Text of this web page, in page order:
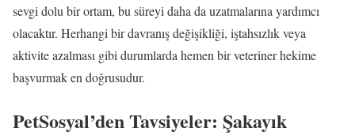
sevgi dolu bir ortam, bu süreyi daha da uzatmalarına yardımcı
olacaktır. Herhangi bir davranış değişikliği, iştahsızlık veya
aktivite azalması gibi durumlarda hemen bir veteriner hekime
başvurmak en doğrusudur.
PetSosyal’den Tavsiyeler: Şakayık